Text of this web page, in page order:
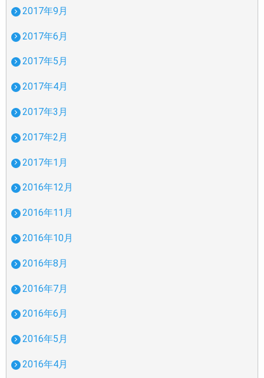
2017年9月
2017年6月
2017年5月
2017年4月
2017年3月
2017年2月
2017年1月
2016年12月
2016年11月
2016年10月
2016年8月
2016年7月
2016年6月
2016年5月
2016年4月